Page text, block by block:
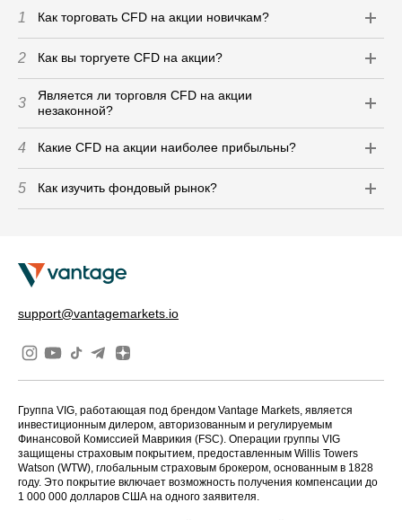
1 Как торговать CFD на акции новичкам?
2 Как вы торгуете CFD на акции?
3
Является ли торговля CFD на акции
незаконной?
4 Какие CFD на акции наиболее прибыльны?
5 Как изучить фондовый рынок?
support@vantagemarkets.io
Группа VIG, работающая под брендом Vantage Markets, является
инвестиционным дилером, авторизованным и регулируемым
Финансовой Комиссией Маврикия (FSC). Операции группы VIG
защищены страховым покрытием, предоставленным Willis Towers
Watson (WTW), глобальным страховым брокером, основанным в 1828
году. Это покрытие включает возможность получения компенсации до
1 000 000 долларов США на одного заявителя.